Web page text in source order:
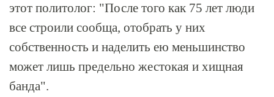
этот политолог: "После того как 75 лет люди
все строили сообща, отобрать у них
собственность и наделить ею меньшинство
может лишь предельно жестокая и хищная
банда".